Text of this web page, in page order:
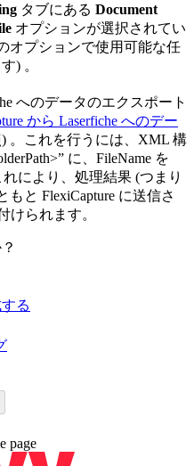
タブにある Document
オプションが選択されてい
オプションで使用可能な任
) 。
へのデータのエクスポート
から Laserfiche へのデー
) 。これを行うには、XML 構
に、FileName を
により、処理結果 (つまり
と FlexiCapture に送信さ
けられます。
る
page